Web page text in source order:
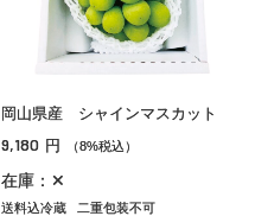
岡山県産 シャインマスカット
9,180 円 （8%税込）
在庫：✕
送料込冷蔵 二重包装不可